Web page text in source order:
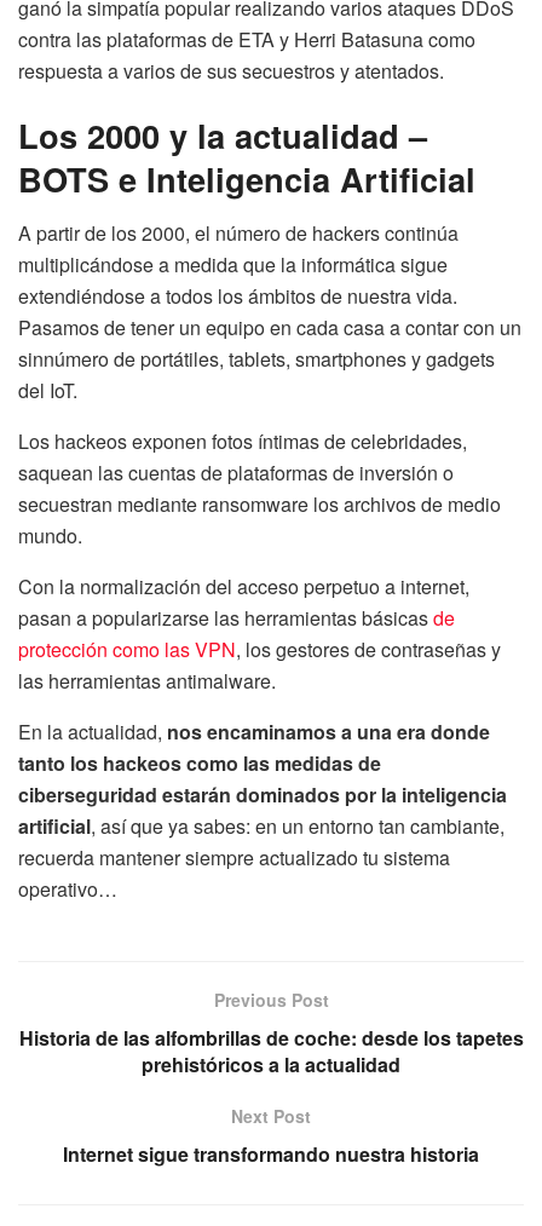
ganó la simpatía popular realizando varios ataques DDoS
contra las plataformas de ETA y Herri Batasuna como
respuesta a varios de sus secuestros y atentados.
Los 2000 y la actualidad –
BOTS e Inteligencia Artificial
A partir de los 2000, el número de hackers continúa
multiplicándose a medida que la informática sigue
extendiéndose a todos los ámbitos de nuestra vida.
Pasamos de tener un equipo en cada casa a contar con un
sinnúmero de portátiles, tablets, smartphones y gadgets
del IoT.
Los hackeos exponen fotos íntimas de celebridades,
saquean las cuentas de plataformas de inversión o
secuestran mediante ransomware los archivos de medio
mundo.
Con la normalización del acceso perpetuo a internet,
pasan a popularizarse las herramientas básicasde
protección como las VPN, los gestores de contraseñas y
las herramientas antimalware.
En la actualidad, nos encaminamos a una era donde
tanto los hackeos como las medidas de
ciberseguridad estarán dominados por la inteligencia
artificial, así que ya sabes: en un entorno tan cambiante,
recuerda mantener siempre actualizado tu sistema
operativo…
Previous Post
Historia de las alfombrillas de coche: desde los tapetes
prehistóricos a la actualidad
Next Post
Internet sigue transformando nuestra historia